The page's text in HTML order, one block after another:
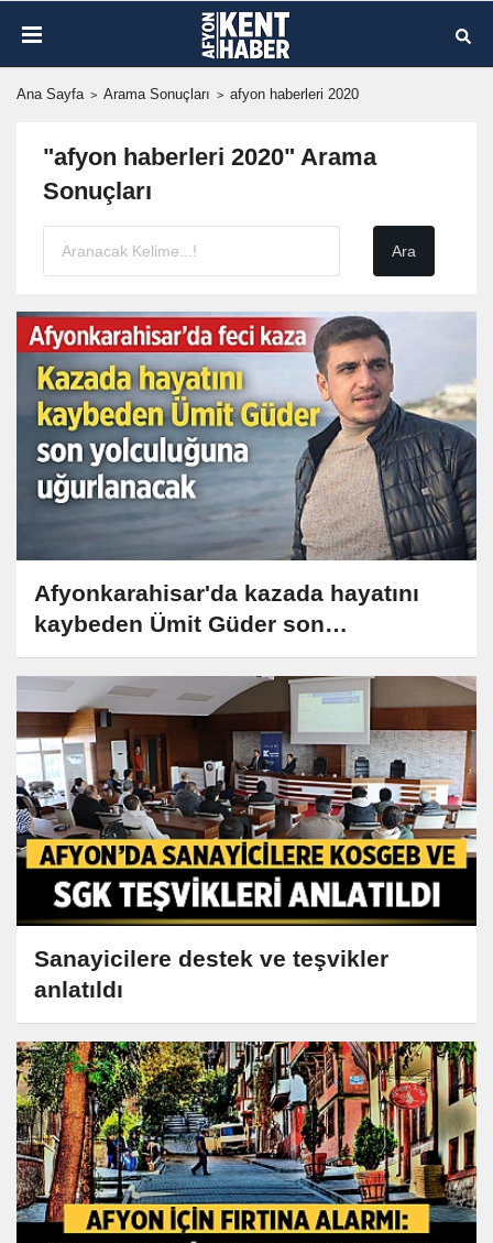
Ana Sayfa Arama Sonuçları afyon haberleri 2020
"afyon haberleri 2020" Arama
Sonuçları
Afyonkarahisar'da kazada hayatını
kaybeden Ümit Güder son
yolculuğuna uğurlanacak
Sanayicilere destek ve teşvikler
anlatıldı